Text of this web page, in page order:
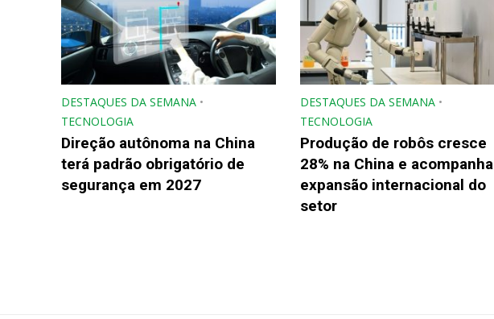
DESTAQUES DA SEMANA •
TECNOLOGIA
Direção autônoma na China
terá padrão obrigatório de
segurança em 2027
DESTAQUES DA SEMANA •
TECNOLOGIA
Produção de robôs cresce
28% na China e acompanha
expansão internacional do
setor